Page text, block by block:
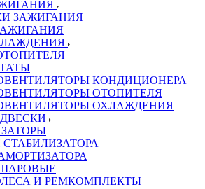
ЗАЖИГАНИЯ
КОНДИЦИОНЕРА
ОТОПИТЕЛЯ
ОХЛАЖДЕНИЯ
И РЕМКОМПЛЕКТЫ